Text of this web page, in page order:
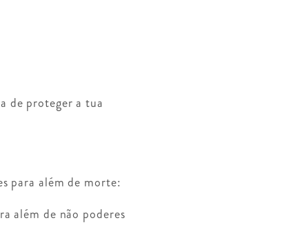
de proteger a tua
para além de morte:
além de não poderes